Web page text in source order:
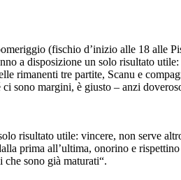
(fischio d’inizio alle 18
a disposizione un solo risultato
rimanenti tre partite, Scanu e
sono margini, è giusto – anzi
risultato utile: vincere, non serve
prima all’ultima, onorino e
sono già maturati“.